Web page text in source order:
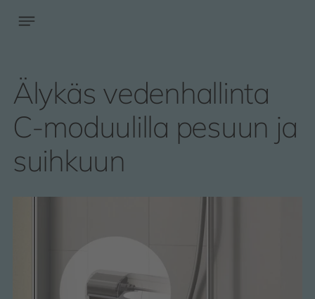
Älykäs vedenhallinta
C-moduulilla pesuun ja
suihkuun